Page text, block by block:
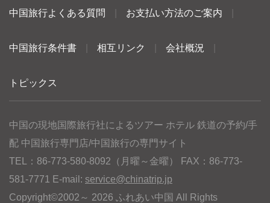
中国旅行よくある質問 お支払い方法のご案内
中国旅行条件書 相互リンク 会社概況
トピックス
中国の現地国際旅行社によるツアー ホテル 鉄道の予約/手
配 中国旅行専門店/中国旅行の専門サイト
TEL：86-773-580-8092（月曜～金曜） FAX：86-773-
581-7771 E-mail: service@chinatrip.jp
Copyright©2002～ 2026 ふれあい中国 All Rights